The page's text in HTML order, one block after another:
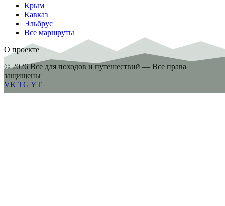
Крым
Кавказ
Эльбрус
Все маршруты
О проекте
© 2026 Все для походов и путешествий — Все права
защищены
VK TG YT